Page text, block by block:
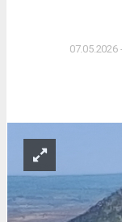
07.05.2026